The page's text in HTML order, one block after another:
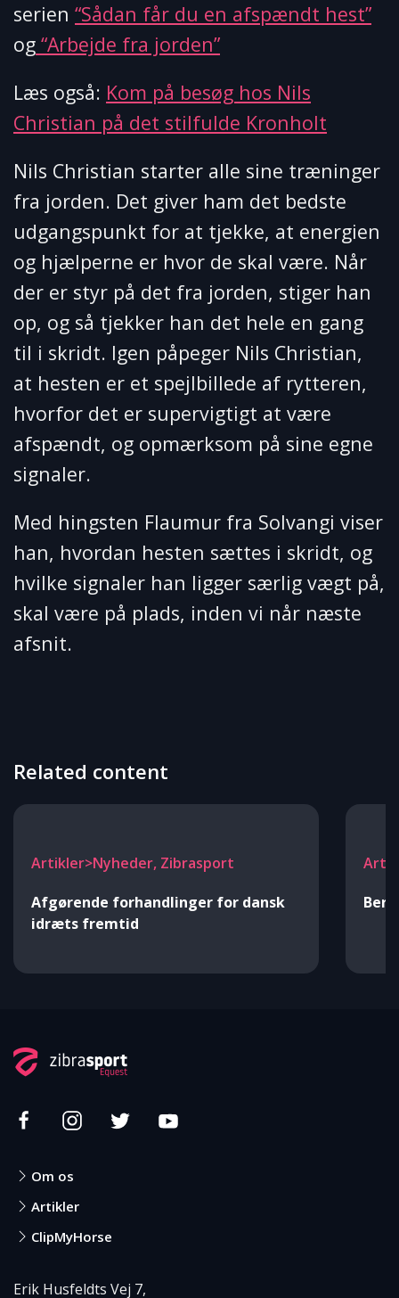
serien “Sådan får du en afspændt hest”
og “Arbejde fra jorden”
Læs også: Kom på besøg hos Nils
Christian på det stilfulde Kronholt
Nils Christian starter alle sine træninger
fra jorden. Det giver ham det bedste
udgangspunkt for at tjekke, at energien
og hjælperne er hvor de skal være. Når
der er styr på det fra jorden, stiger han
op, og så tjekker han det hele en gang
til i skridt. Igen påpeger Nils Christian,
at hesten er et spejlbillede af rytteren,
hvorfor det er supervigtigt at være
afspændt, og opmærksom på sine egne
signaler.
Med hingsten Flaumur fra Solvangi viser
han, hvordan hesten sættes i skridt, og
hvilke signaler han ligger særlig vægt på,
skal være på plads, inden vi når næste
afsnit.
Related content
Artikler>Nyheder, Zibrasport
Afgørende forhandlinger for dansk
idræts fremtid
Om os
Artikler
ClipMyHorse
Erik Husfeldts Vej 7,